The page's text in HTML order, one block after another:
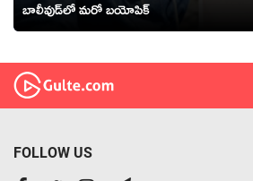
బాలీవుడ్‌లో మరో బయోపిక్
FOLLOW US